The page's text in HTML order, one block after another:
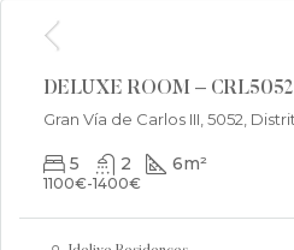
€675/Monthly
DELUXE ROOM – CRL5052
5 2 6m²
1100€-1400€